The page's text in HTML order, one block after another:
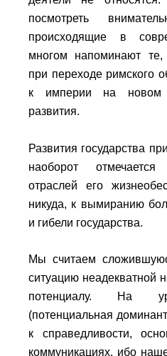
посмотреть
происходящие в
многом напоминают те,
при переходе римского
к империи на новом
развития.
Развития государства
наоборот
отраслей его
никуда, к вымиранию
и гибели государства.
Мы считаем
ситуацию неадекватной
потенциалу. На
(потенциальная
к справедливости,
коммуникациях, ибо